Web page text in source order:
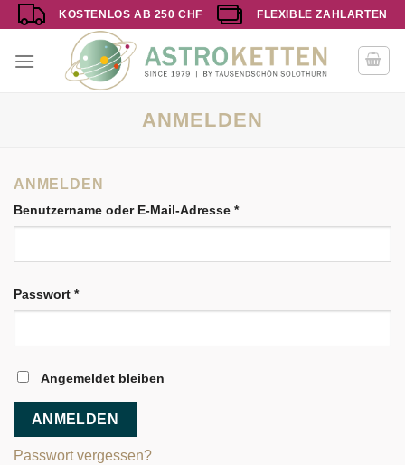
Zum
Inhalt
springen
KOSTENLOS AB 250 CHF FLEXIBLE ZAHLARTEN
ANMELDEN
ANMELDEN
Benutzername oder E-Mail-Adresse *
Passwort *
Angemeldet bleiben
ANMELDEN
Passwort vergessen?